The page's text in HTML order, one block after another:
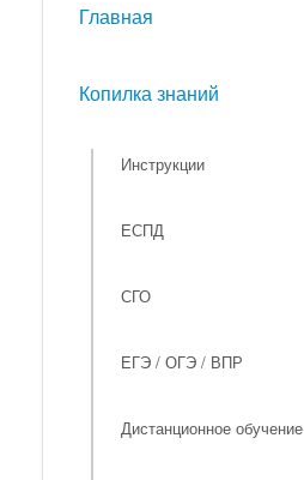
Новости
Главная
Копилка знаний
Инструкции
ЕСПД
СГО
ЕГЭ / ОГЭ / ВПР
Дистанционное обучение